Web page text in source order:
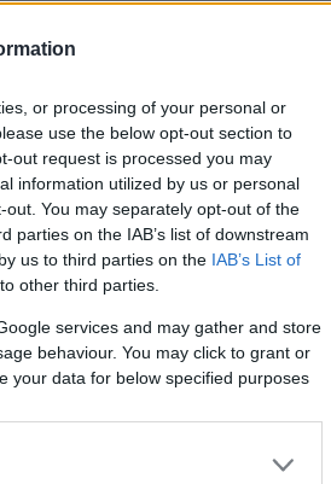
or processing of your personal or
use the below opt-out section to
out request is processed you may
information utilized by us or personal
You may separately opt-out of the
parties on the IAB’s list of downstream
us to third parties on the IAB’s List of
other third parties.
services and may gather and store
behaviour. You may click to grant or
your data for below specified purposes
és
Tarka
meg, amelyen
A forradalom egy
A legizgalmasabb
Készülőben a
Nézd meg a 48-
készült fotókat!
Hírlevél